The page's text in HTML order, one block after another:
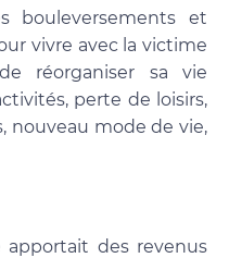
bouleversements et
vivre avec la victime
réorganiser sa vie
perte de loisirs,
nouveau mode de vie,
des revenus